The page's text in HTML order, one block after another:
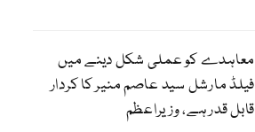
معاہدے کو عملی شکل دینے میں
فیلڈ مارشل سید عاصم منیر کا کردار
قابل قدر ہے، وزیراعظم